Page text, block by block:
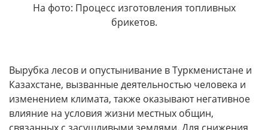
На фото: Процесс изготовления топливных
брикетов.
Вырубка лесов и опустынивание в Туркменистане и
Казахстане, вызванные деятельностью человека и
изменением климата, также оказывают негативное
влияние на условия жизни местных общин,